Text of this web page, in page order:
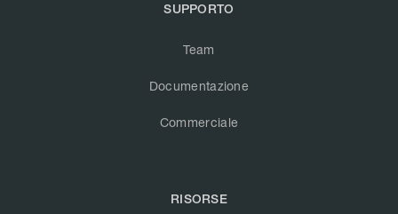
SUPPORTO
Team
Documentazione
Commerciale
RISORSE